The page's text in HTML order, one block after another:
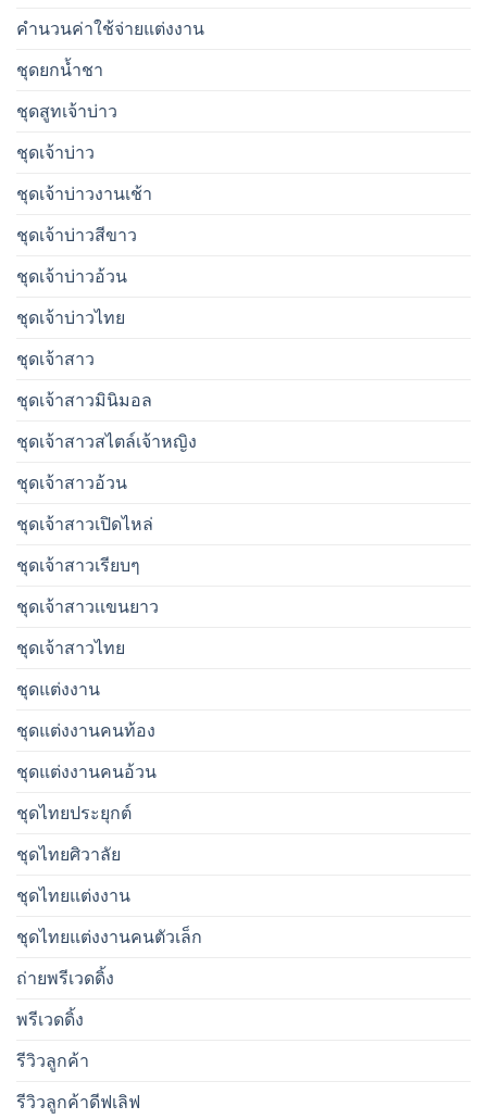
คำนวนค่าใช้จ่ายแต่งงาน
ชุดยกน้ำชา
ชุดสูทเจ้าบ่าว
ชุดเจ้าบ่าว
ชุดเจ้าบ่าวงานเช้า
ชุดเจ้าบ่าวสีขาว
ชุดเจ้าบ่าวอ้วน
ชุดเจ้าบ่าวไทย
ชุดเจ้าสาว
ชุดเจ้าสาวมินิมอล
ชุดเจ้าสาวสไตล์เจ้าหญิง
ชุดเจ้าสาวอ้วน
ชุดเจ้าสาวเปิดไหล่
ชุดเจ้าสาวเรียบๆ
ชุดเจ้าสาวเเขนยาว
ชุดเจ้าสาวไทย
ชุดแต่งงาน
ชุดแต่งงานคนท้อง
ชุดแต่งงานคนอ้วน
ชุดไทยประยุกต์
ชุดไทยศิวาลัย
ชุดไทยแต่งงาน
ชุดไทยแต่งงานคนตัวเล็ก
ถ่ายพรีเวดดิ้ง
พรีเวดดิ้ง
รีวิวลูกค้า
รีวิวลูกค้าดีฟเลิฟ